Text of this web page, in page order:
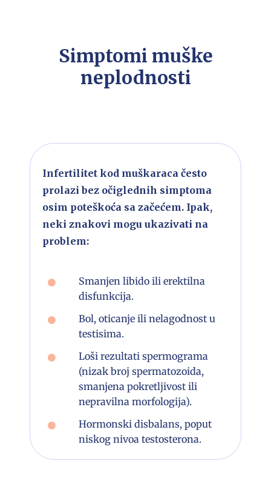
Simptomi muške
neplodnosti
Infertilitet kod muškaraca često
prolazi bez očiglednih simptoma
osim poteškoća sa začećem. Ipak,
neki znakovi mogu ukazivati na
problem:
Smanjen libido ili erektilna
disfunkcija.
Bol, oticanje ili nelagodnost u
testisima.
Loši rezultati spermograma
(nizak broj spermatozoida,
smanjena pokretljivost ili
nepravilna morfologija).
Hormonski disbalans, poput
niskog nivoa testosterona.